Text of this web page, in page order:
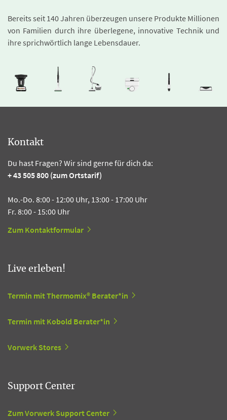
Bereits seit 140 Jahren überzeugen unsere Produkte Millionen
von Familien durch ihre überlegene, innovative Technik und
ihre sprichwörtlich lange Lebensdauer.
Kontakt
Du hast Fragen? Wir sind gerne für dich da:
+ 43 505 800 (zum Ortstarif)
Mo.-Do. 8:00 - 12:00 Uhr, 13:00 - 17:00 Uhr
Fr. 8:00 - 15:00 Uhr
Zum Kontaktformular
Live erleben!
Termin mit Thermomix® Berater*in
Termin mit Kobold Berater*in
Vorwerk Stores
Support Center
Zum Vorwerk Support Center